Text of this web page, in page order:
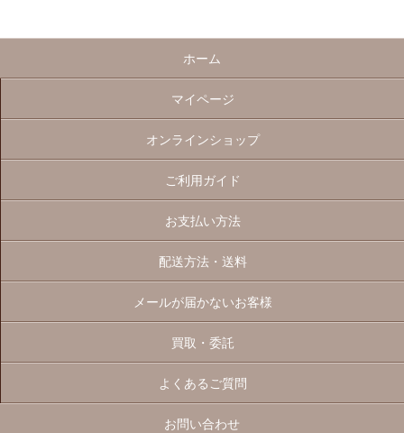
ホーム
マイページ
オンラインショップ
ご利用ガイド
お支払い方法
配送方法・送料
メールが届かないお客様
買取・委託
よくあるご質問
お問い合わせ